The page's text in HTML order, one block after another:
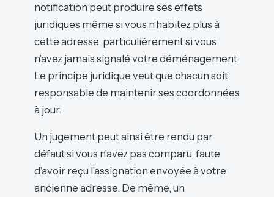
notification peut produire ses effets
juridiques même si vous n’habitez plus à
cette adresse, particulièrement si vous
n’avez jamais signalé votre déménagement.
Le principe juridique veut que chacun soit
responsable de maintenir ses coordonnées
à jour.
Un jugement peut ainsi être rendu par
défaut si vous n’avez pas comparu, faute
d’avoir reçu l’assignation envoyée à votre
ancienne adresse. De même, un